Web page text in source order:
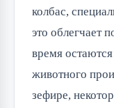
колбас,
это облегчает
время
животного
зефире,